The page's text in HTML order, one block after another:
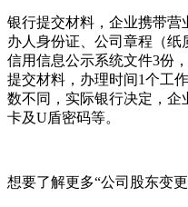
银行提交材料，企业携带
办人身份证、公司章程（纸
信用信息公示系统文件3份
提交材料，办理时间1个工
数不同，实际银行决定，
卡及U盾密码等。
想要了解更多“公司股东变